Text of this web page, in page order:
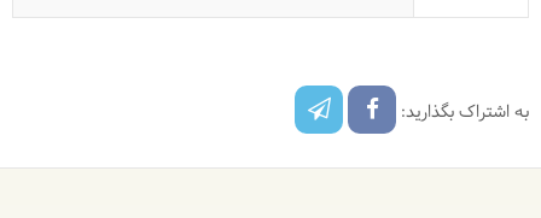
به اشتراک بگذارید: